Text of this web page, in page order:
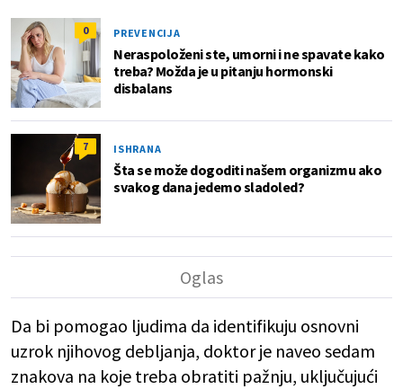
0 PREVENCIJA
Neraspoloženi ste, umorni i ne spavate kako
treba? Možda je u pitanju hormonski
disbalans
7 ISHRANA
Šta se može dogoditi našem organizmu ako
svakog dana jedemo sladoled?
Da bi pomogao ljudima da identifikuju osnovni
uzrok njihovog debljanja, doktor je naveo sedam
znakova na koje treba obratiti pažnju, uključujući